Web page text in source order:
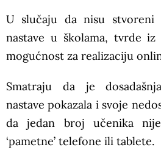
U slučaju da nisu stvoreni
nastave u školama, tvrde iz
mogućnost za realizaciju
Smatraju da je
nastave pokazala i svoje
da jedan broj učenika
‘pametne’ telefone ili tablete.